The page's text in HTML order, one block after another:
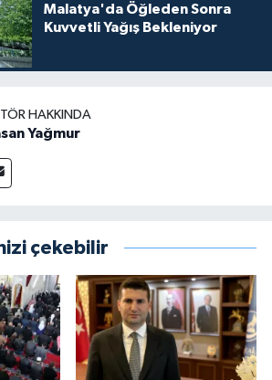
Malatya'da Öğleden Sonra
Kuvvetli Yağış Bekleniyor
HAKKINDA
Yağmur
çekebilir